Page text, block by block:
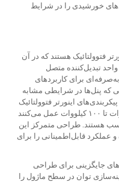
خورشیدی را در شرایط
فتوولتائیک هستند که در آن
تبدیل‌کننده متصل
برای کاربردهای
که پنل‌ها در شرایطی مشابه
اینورتر فتوولتائیک
رشته‌ای معمولاً در محدوده توانی از ۱ کیلووات تا ۱۰۰ کیلووات عمل می‌کنند
هستند. طراحی متمرکز این
قابل‌اطمینانی را برای
جایگزینی برای طراحی
توان در سطح ماژول را